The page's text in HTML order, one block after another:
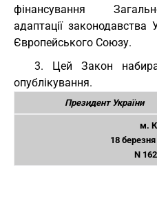
фінансування
адаптації законодавства
Європейського Союзу.
3. Цей Закон
опублікування.
Президент України
м.
18
N